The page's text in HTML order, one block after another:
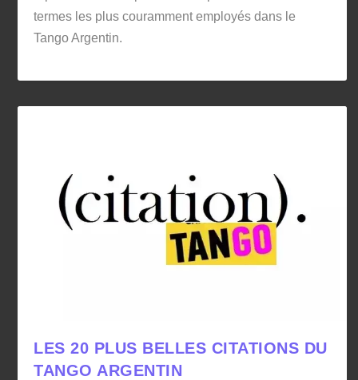
termes les plus couramment employés dans le
Tango Argentin.
LES 20 PLUS BELLES CITATIONS DU
TANGO ARGENTIN